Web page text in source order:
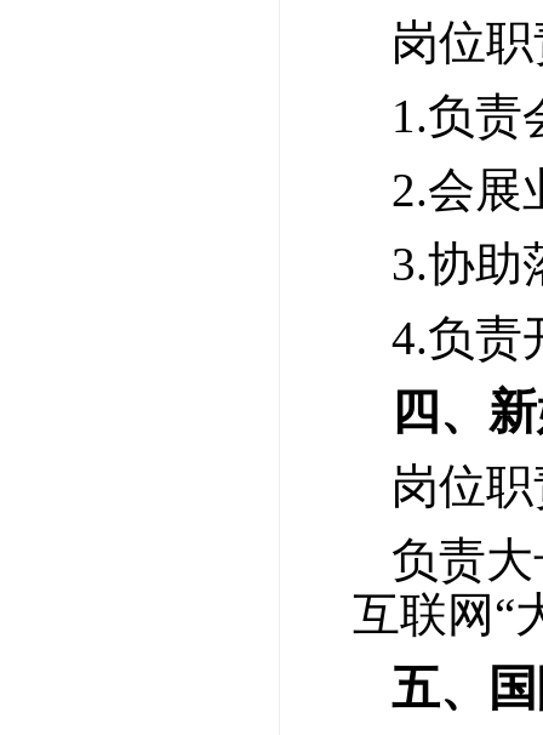
岗位
1.负责
2.会展
3.协助
4.负责
四、
岗位
负责
互联网“
五、